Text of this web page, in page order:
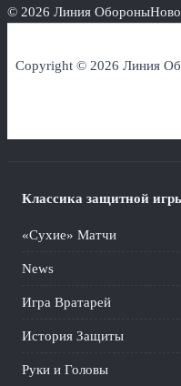
© 2026 Линия Обороны
Copyright © 2026 Линия
Классика защитной
«Сухие» Матчи
News
Игра Вратарей
История Защиты
Руки и Головы